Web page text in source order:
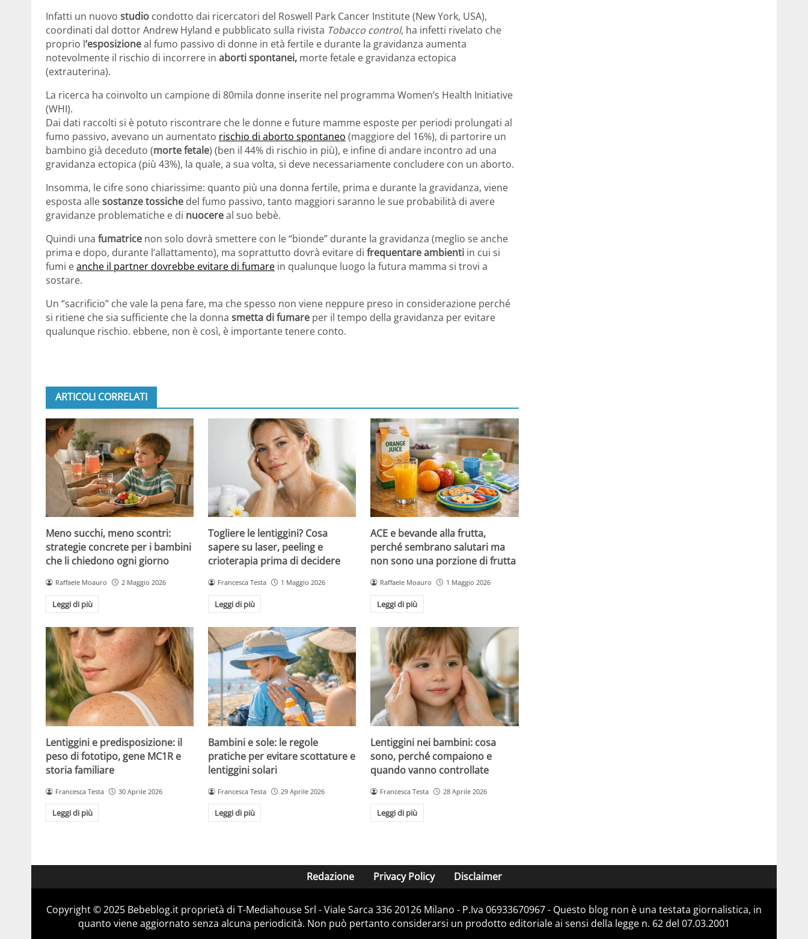
Infatti un nuovo studio condotto dai ricercatori del Roswell Park Cancer Institute (New York, USA),
coordinati dal dottor Andrew Hyland e pubblicato sulla rivista Tobacco control, ha infetti rivelato che
proprio l‘esposizioneal fumo passivo di donne in età fertile e durante la gravidanza aumenta
notevolmente il rischio di incorrere in aborti spontanei, morte fetale e gravidanza ectopica
(extrauterina).
La ricerca ha coinvolto un campione di 80mila donne inserite nel programma Women’s Health Initiative
(WHI).
Dai dati raccolti si è potuto riscontrare che le donne e future mamme esposte per periodi prolungati al
fumo passivo, avevano un aumentato rischio di aborto spontaneo (maggiore del 16%), di partorire un
bambino già deceduto (morte fetale) (ben il 44% di rischio in più), e infine di andare incontro ad una
gravidanza ectopica (più 43%), la quale, a sua volta, si deve necessariamente concludere con un aborto.
Insomma, le cifre sono chiarissime: quanto più una donna fertile, prima e durante la gravidanza, viene
esposta allesostanze tossiche del fumo passivo, tanto maggiori saranno le sue probabilità di avere
gravidanze problematiche e di nuocereal suo bebè.
Quindi una fumatrice non solo dovrà smettere con le “bionde” durante la gravidanza (meglio se anche
prima e dopo, durante l’allattamento), ma soprattutto dovrà evitare di frequentare ambienti in cui si
fumi eanche il partner dovrebbe evitare di fumare in qualunque luogo la futura mamma si trovi a
sostare.
Un “sacrificio” che vale la pena fare, ma che spesso non viene neppure preso in considerazione perché
si ritiene che sia sufficiente che la donna smetta di fumare per il tempo della gravidanza per evitare
qualunque rischio. ebbene, non è così, è importante tenere conto.
ARTICOLI CORRELATI
Meno succhi, meno scontri:
strategie concrete per i bambini
che li chiedono ogni giorno
Raffaele Moauro 2 Maggio 2026
Leggi di più
Togliere le lentiggini? Cosa
sapere su laser, peeling e
crioterapia prima di decidere
Francesca Testa 1 Maggio 2026
Leggi di più
ACE e bevande alla frutta,
perché sembrano salutari ma
non sono una porzione di frutta
Raffaele Moauro 1 Maggio 2026
Leggi di più
Lentiggini e predisposizione: il
peso di fototipo, gene MC1R e
storia familiare
Francesca Testa 30 Aprile 2026
Leggi di più
Bambini e sole: le regole
pratiche per evitare scottature e
lentiggini solari
Francesca Testa 29 Aprile 2026
Leggi di più
Lentiggini nei bambini: cosa
sono, perché compaiono e
quando vanno controllate
Francesca Testa 28 Aprile 2026
Leggi di più
Redazione Privacy Policy Disclaimer
Copyright © 2025 Bebeblog.it proprietà di T-Mediahouse Srl - Viale Sarca 336 20126 Milano - P.Iva 06933670967 - Questo blog non è una testata giornalistica, in
quanto viene aggiornato senza alcuna periodicità. Non può pertanto considerarsi un prodotto editoriale ai sensi della legge n. 62 del 07.03.2001